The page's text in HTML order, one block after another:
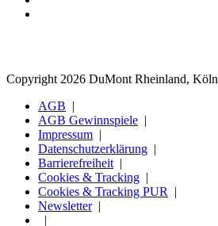
Copyright 2026 DuMont Rheinland, Köln
AGB
AGB Gewinnspiele
Impressum
Datenschutzerklärung
Barrierefreiheit
Cookies & Tracking
Cookies & Tracking PUR
Newsletter